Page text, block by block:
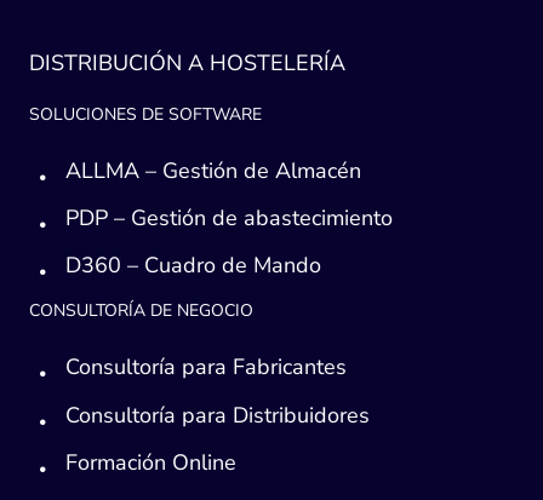
DISTRIBUCIÓN A HOSTELERÍA
SOLUCIONES DE SOFTWARE
ALLMA – Gestión de Almacén
PDP – Gestión de abastecimiento
D360 – Cuadro de Mando
CONSULTORÍA DE NEGOCIO
Consultoría para Fabricantes
Consultoría para Distribuidores
Formación Online